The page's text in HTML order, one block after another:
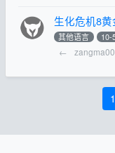
生化危机8黄
其他语言
10-
←
1